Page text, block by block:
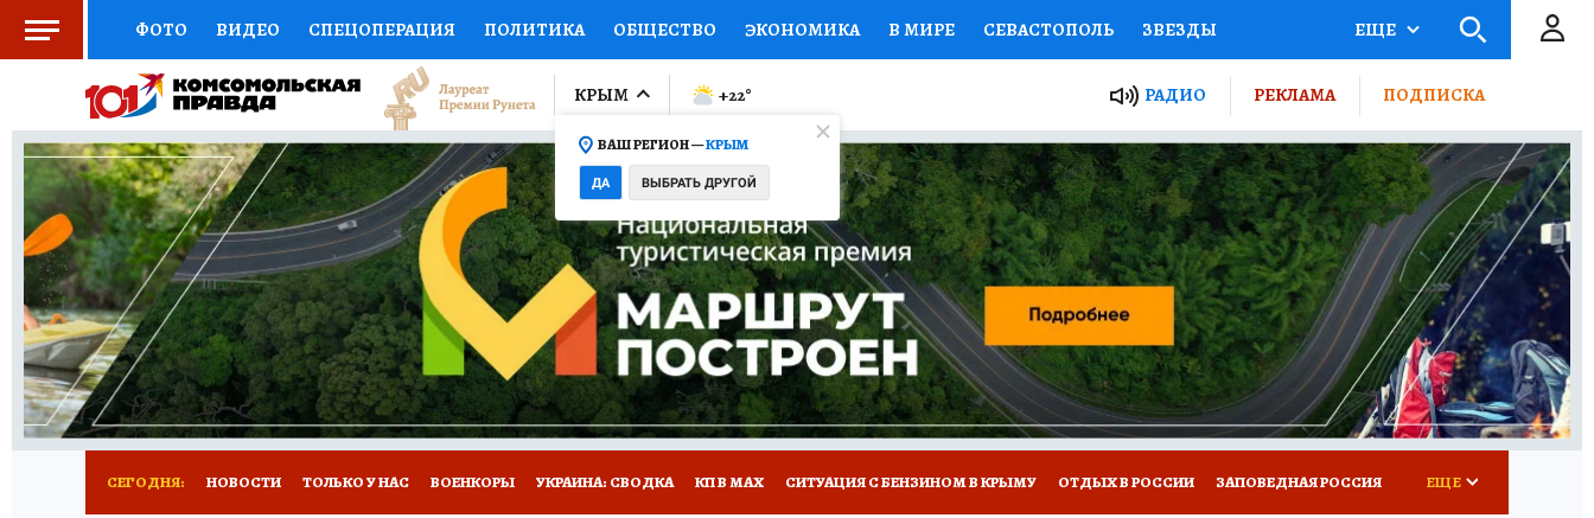
ФОТО ВИДЕО СПЕЦОПЕРАЦИЯ ПОЛИТИКА ОБЩЕСТВО ЭКОНОМИКА В МИРЕ СЕВАСТОПОЛЬ ЗВЕЗДЫ
ЗДОРОВЬЕ СОЦПОДДЕРЖКА НАУКА СПОРТ КОЛУМНИСТЫ НАЦИОНАЛЬНЫЕ ПРОЕКТЫ РОССИИ
ВЫБОР ЭКСПЕРТОВ ДОКТОР ФИНАНСЫ ОТКРЫВАЕМ МИР СЕМЬЯ ЖЕНСКИЕ СЕКРЕТЫ ПУТЕВОДИТЕЛЬ
КНИЖНАЯ ПОЛКА ПРОГНОЗЫ НА СПОРТ ПРОМОКОДЫ СЕРИАЛЫ СПЕЦПРОЕКТЫ ДЕФИЦИТ ЖЕЛЕЗА ТУРИЗМ
ПРЕСС-ЦЕНТР НЕДВИЖИМОСТЬ ТЕЛЕВИЗОР КОНКУРСЫ РАБОТА У НАС ГИД ПОТРЕБИТЕЛЯ ВСЕ О КП РАДИО КП
КОЛЛЕКЦИИ РЕКЛАМА ТЕСТЫ НОВОЕ НА САЙТЕ
ЕЩЕ
КРЫМ
ВАШ РЕГИОН —КРЫМ
ДА ВЫБРАТЬ ДРУГОЙ
+22° РАДИО РЕКЛАМА ПОДПИСКА
СЕГОДНЯ: НОВОСТИ ТОЛЬКО У НАС ВОЕНКОРЫ УКРАИНА: СВОДКА КП В МАХ СИТУАЦИЯ С БЕНЗИНОМ В КРЫМУ ОТДЫХ В РОССИИ ЗАПОВЕДНАЯ РОССИЯ ЕЩЕ